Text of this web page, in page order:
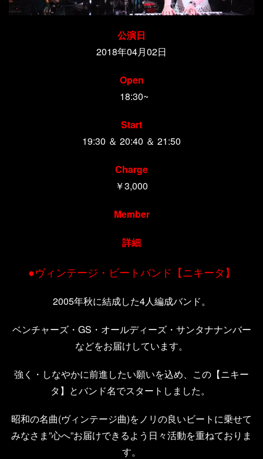
公演日
2018年04月02日
Open
18:30~
Start
19:30 ＆ 20:40 ＆ 21:50
Charge
￥3,000
Member
詳細
●ヴィンテージ・ビートバンド【ニキータ】
2005年秋に結成した4人編成バンド。
ベンチャーズ・GS・オールディーズ・サンタナナンバー
などをお届けしています。
強く・しなやかに前進したい願いを込め、この【ニキー
タ】とバンド名でスタートしました。
昭和の名曲(ヴィンテージ曲)をノリの良いビートに乗せて
みなさま”心へ”お届けできるよう日々活動を重ねておりま
す。